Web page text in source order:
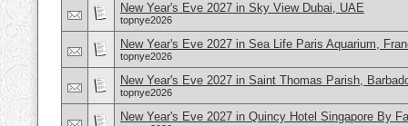
New Year's Eve 2027 in Sky View Dubai, UAE
topnye2026
New Year's Eve 2027 in Sea Life Paris Aquarium,
topnye2026
New Year's Eve 2027 in Saint Thomas Parish,
topnye2026
New Year's Eve 2027 in Quincy Hotel Singapore By